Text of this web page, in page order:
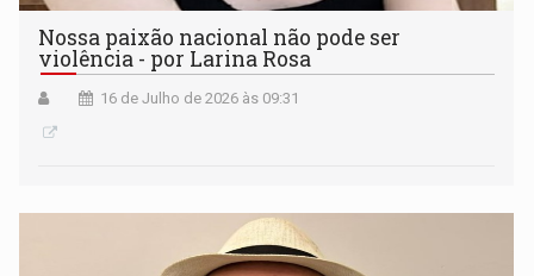
Nossa paixão nacional não pode ser
violência - por Larina Rosa
16 de Julho de 2026 às 09:31